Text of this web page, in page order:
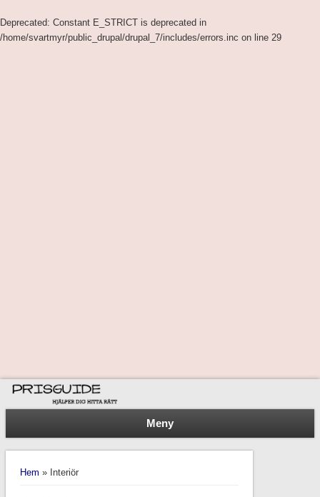
Deprecated: Constant E_STRICT is deprecated in
/home/svartmyr/public_drupal/drupal_7/includes/errors.inc on line 29
Meny
Hem » Interiör